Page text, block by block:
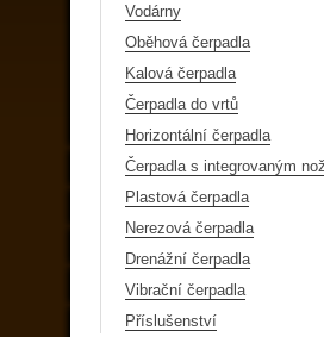
Vodárny
Oběhová čerpadla
Kalová čerpadla
Čerpadla do vrtů
Horizontální čerpadla
Čerpadla s integrovaným
Plastová čerpadla
Nerezová čerpadla
Drenážní čerpadla
Vibrační čerpadla
Příslušenství